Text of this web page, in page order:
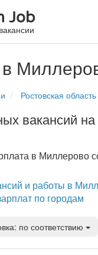
Job
Ростовская область
вакансий
в Миллерово
и работы в
по городам
по соответствию